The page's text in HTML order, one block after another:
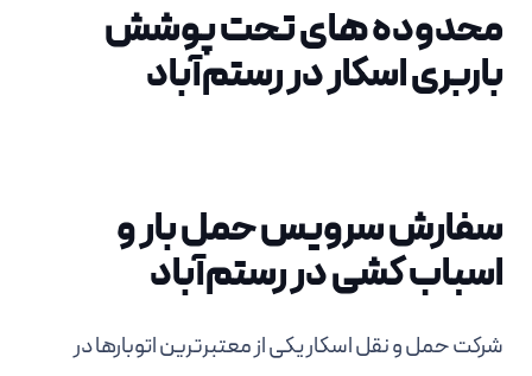
محدوده های تحت پوشش
باربری اسکار در رستم‌آباد
سفارش سرویس حمل بار و
اسباب کشی در رستم‌آباد
شرکت حمل و نقل اسکار یکی از معتبرترین اتوبارها در